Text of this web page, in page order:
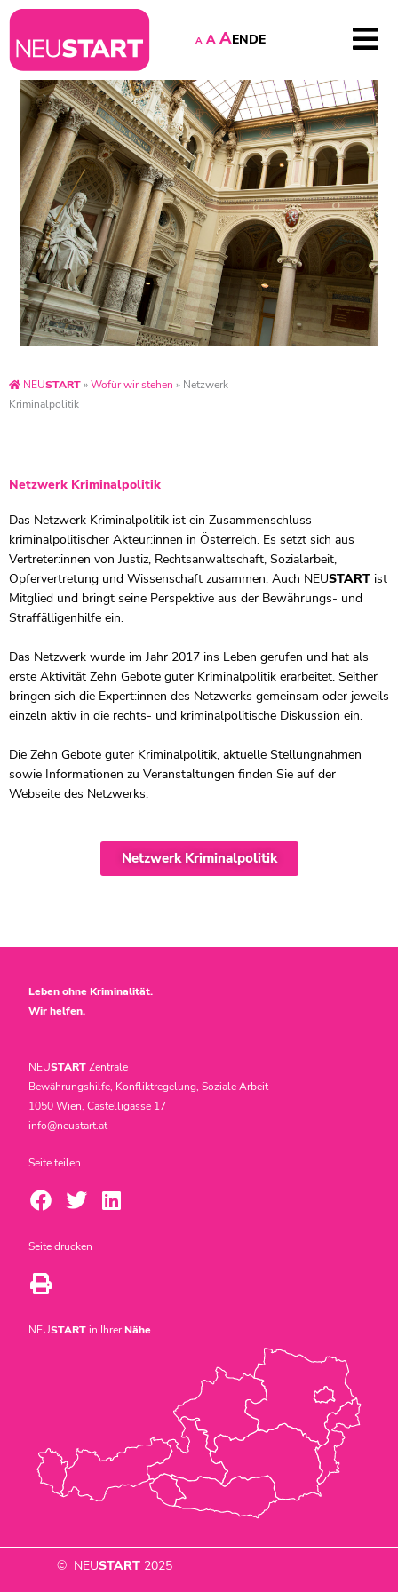
A A AENDE
NEUSTART»Wofür wir stehen » Netzwerk
Kriminalpolitik
Netzwerk Kriminalpolitik
Das Netzwerk Kriminalpolitik ist ein Zusammenschluss
kriminalpolitischer Akteur:innen in Österreich. Es setzt sich aus
Vertreter:innen von Justiz, Rechtsanwaltschaft, Sozialarbeit,
Opfervertretung und Wissenschaft zusammen. Auch NEUSTART ist
Mitglied und bringt seine Perspektive aus der Bewährungs- und
Straffälligenhilfe ein.
Das Netzwerk wurde im Jahr 2017 ins Leben gerufen und hat als
erste Aktivität Zehn Gebote guter Kriminalpolitik erarbeitet. Seither
bringen sich die Expert:innen des Netzwerks gemeinsam oder jeweils
einzeln aktiv in die rechts- und kriminalpolitische Diskussion ein.
Die Zehn Gebote guter Kriminalpolitik, aktuelle Stellungnahmen
sowie Informationen zu Veranstaltungen finden Sie auf der
Webseite des Netzwerks.
Netzwerk Kriminalpolitik
Leben ohne Kriminalität.
Wir helfen.
NEUSTARTZentrale
Bewährungshilfe, Konfliktregelung, Soziale Arbeit
1050 Wien, Castelligasse 17
info@neustart.at
Seite teilen
Seite drucken
NEUSTARTin IhrerNähe
© NEUSTART 2025